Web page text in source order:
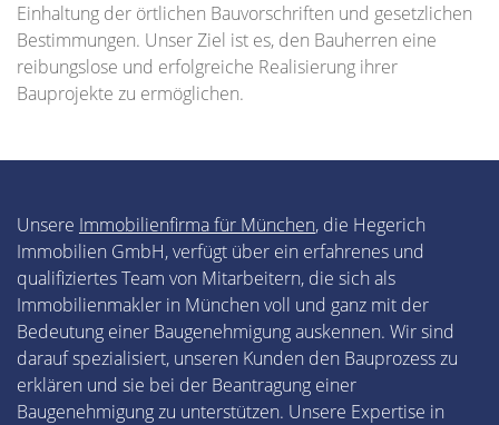
Einhaltung der örtlichen Bauvorschriften und gesetzlichen
Bestimmungen. Unser Ziel ist es, den Bauherren eine
reibungslose und erfolgreiche Realisierung ihrer
Bauprojekte zu ermöglichen.
Unsere Immobilienfirma für München, die Hegerich
Immobilien GmbH, verfügt über ein erfahrenes und
qualifiziertes Team von Mitarbeitern, die sich als
Immobilienmakler in München voll und ganz mit der
Bedeutung einer Baugenehmigung auskennen. Wir sind
darauf spezialisiert, unseren Kunden den Bauprozess zu
erklären und sie bei der Beantragung einer
Baugenehmigung zu unterstützen. Unsere Expertise in